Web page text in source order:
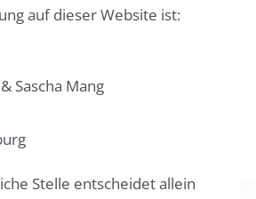
auf dieser Website ist:
Sascha Mang
Stelle entscheidet allein